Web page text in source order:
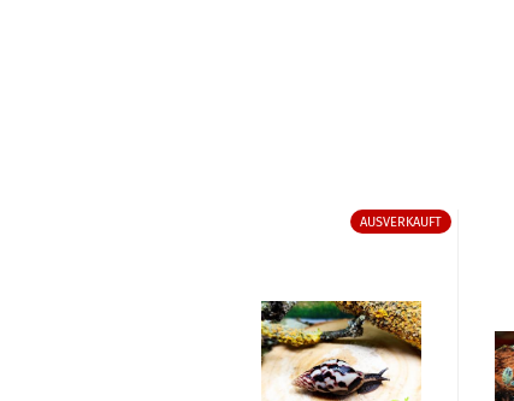
AUSVERKAUFT